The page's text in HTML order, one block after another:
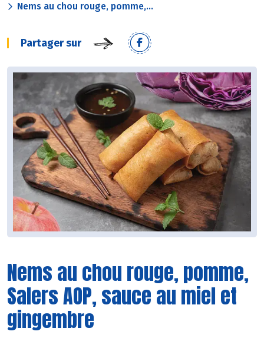
Nems au chou rouge, pomme,...
Partager sur
Nems au chou rouge, pomme,
Salers AOP, sauce au miel et
gingembre